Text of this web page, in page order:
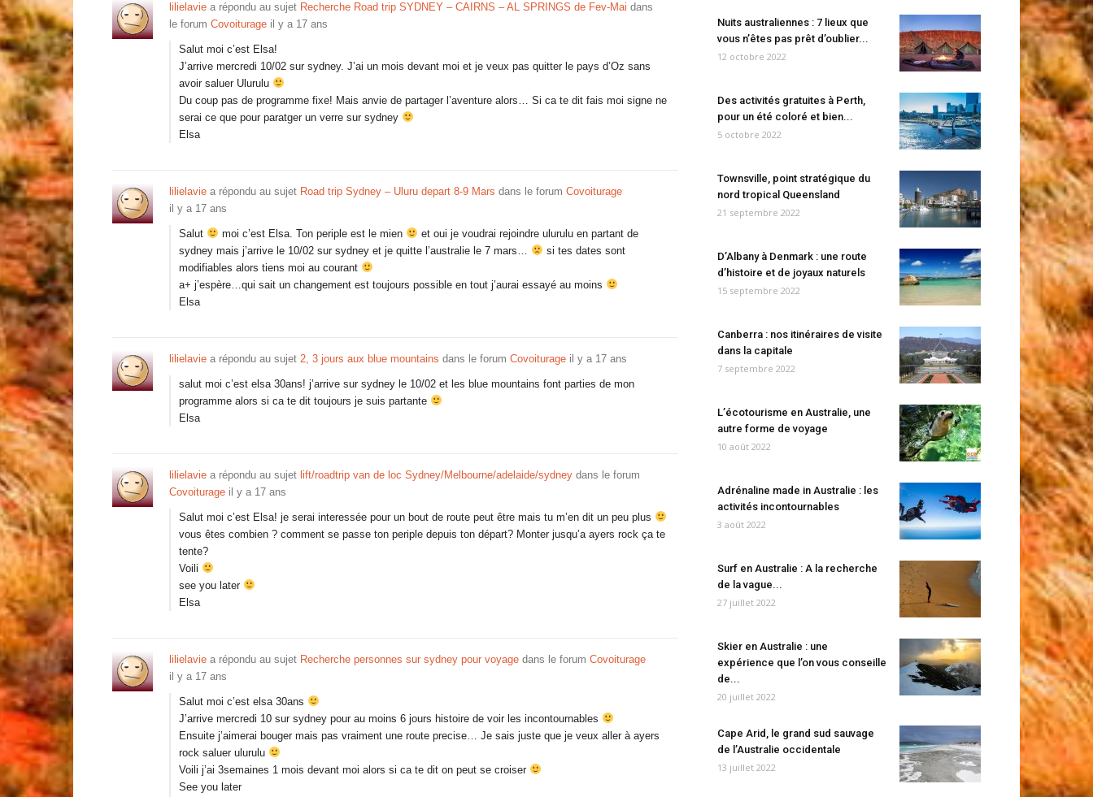
lilielavie a répondu au sujet Recherche Road trip SYDNEY – CAIRNS – AL SPRINGS de Fev-Mai dans
le forum Covoiturage il y a 17 ans
Salut moi c’est Elsa!
J’arrive mercredi 10/02 sur sydney. J’ai un mois devant moi et je veux pas quitter le pays d’Oz sans
avoir saluer Ulurulu
Du coup pas de programme fixe! Mais anvie de partager l’aventure alors… Si ca te dit fais moi signe ne
serai ce que pour paratger un verre sur sydney
Elsa
lilielavie a répondu au sujet Road trip Sydney – Uluru depart 8-9 Mars dans le forum Covoiturage
il y a 17 ans
Salut moi c’est Elsa. Ton periple est le mien
et oui je voudrai rejoindre ulurulu en partant de
sydney mais j’arrive le 10/02 sur sydney et je quitte l’australie le 7 mars…
si tes dates sont
modifiables alors tiens moi au courant
a+ j’espère…qui sait un changement est toujours possible en tout j’aurai essayé au moins
Elsa
lilielavie a répondu au sujet 2, 3 jours aux blue mountains dans le forum Covoiturage il y a 17 ans
salut moi c’est elsa 30ans! j’arrive sur sydney le 10/02 et les blue mountains font parties de mon
programme alors si ca te dit toujours je suis partante
Elsa
lilielavie a répondu au sujet lift/roadtrip van de loc Sydney/Melbourne/adelaide/sydney dans le forum
Covoiturage il y a 17 ans
Salut moi c’est Elsa! je serai interessée pour un bout de route peut être mais tu m’en dit un peu plus
vous êtes combien ? comment se passe ton periple depuis ton départ? Monter jusqu’a ayers rock ça te
tente?
Voili
see you later
Elsa
lilielavie a répondu au sujet Recherche personnes sur sydney pour voyage dans le forum Covoiturage
il y a 17 ans
Salut moi c’est elsa 30ans
J’arrive mercredi 10 sur sydney pour au moins 6 jours histoire de voir les incontournables
Ensuite j’aimerai bouger mais pas vraiment une route precise… Je sais juste que je veux aller à ayers
rock saluer ulurulu
Voili j’ai 3semaines 1 mois devant moi alors si ca te dit on peut se croiser
See you later
Nuits australiennes : 7 lieux que
vous n’êtes pas prêt d’oublier...
12 octobre 2022
Des activités gratuites à Perth,
pour un été coloré et bien...
5 octobre 2022
Townsville, point stratégique du
nord tropical Queensland
21 septembre 2022
D’Albany à Denmark : une route
d’histoire et de joyaux naturels
15 septembre 2022
Canberra : nos itinéraires de visite
dans la capitale
7 septembre 2022
L’écotourisme en Australie, une
autre forme de voyage
10 août 2022
Adrénaline made in Australie : les
activités incontournables
3 août 2022
Surf en Australie : A la recherche
de la vague...
27 juillet 2022
Skier en Australie : une
expérience que l’on vous conseille
de...
20 juillet 2022
Cape Arid, le grand sud sauvage
de l’Australie occidentale
13 juillet 2022